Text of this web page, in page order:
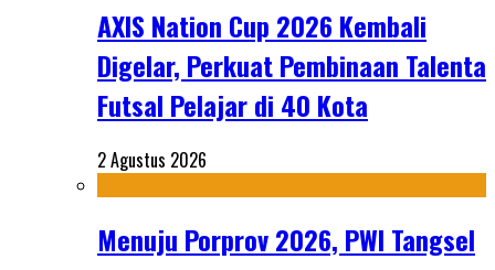
AXIS Nation Cup 2026 Kembali
Digelar, Perkuat Pembinaan Talenta
Futsal Pelajar di 40 Kota
2 Agustus 2026
Menuju Porprov 2026, PWI Tangsel